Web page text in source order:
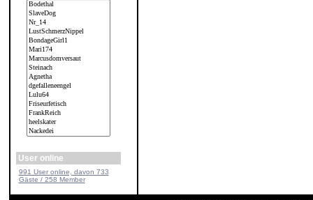
User online
991 User online, davon 733
Gäste / 258 Member